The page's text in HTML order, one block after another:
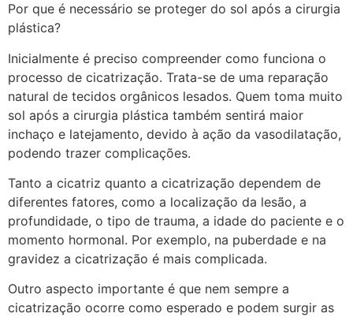
Por que é necessário se proteger do sol após a cirurgia
plástica?
Inicialmente é preciso compreender como funciona o
processo de cicatrização. Trata-se de uma reparação
natural de tecidos orgânicos lesados. Quem toma muito
sol após a cirurgia plástica também sentirá maior
inchaço e latejamento, devido à ação da vasodilatação,
podendo trazer complicações.
Tanto a cicatriz quanto a cicatrização dependem de
diferentes fatores, como a localização da lesão, a
profundidade, o tipo de trauma, a idade do paciente e o
momento hormonal. Por exemplo, na puberdade e na
gravidez a cicatrização é mais complicada.
Outro aspecto importante é que nem sempre a
cicatrização ocorre como esperado e podem surgir as